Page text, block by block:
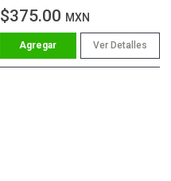
$375.00 MXN
Ver Detalles